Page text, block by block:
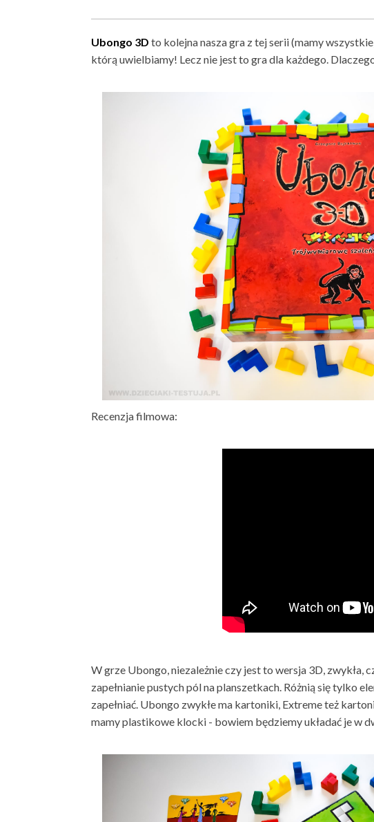
Ubongo 3D to kolejna nasza gra z tej serii (mamy
którą uwielbiamy! Lecz nie jest to gra dla każdego.
Recenzja filmowa:
W grze Ubongo, niezależnie czy jest to wersja 3D, zwykła,
zapełnianie pustych pól na planszetkach. Różnią się tylko
zapełniać. Ubongo zwykłe ma kartoniki, Extreme też
mamy plastikowe klocki - bowiem będziemy układać je w